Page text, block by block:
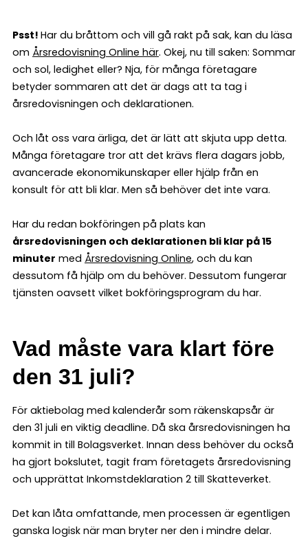
Psst! Har du bråttom och vill gå rakt på sak, kan du läsa
om Årsredovisning Online här. Okej, nu till saken: Sommar
och sol, ledighet eller? Nja, för många företagare
betyder sommaren att det är dags att ta tag i
årsredovisningen och deklarationen.
Och låt oss vara ärliga, det är lätt att skjuta upp detta.
Många företagare tror att det krävs flera dagars jobb,
avancerade ekonomikunskaper eller hjälp från en
konsult för att bli klar. Men så behöver det inte vara.
Har du redan bokföringen på plats kan
årsredovisningen och deklarationen bli klar på 15
minuter med Årsredovisning Online, och du kan
dessutom få hjälp om du behöver. Dessutom fungerar
tjänsten oavsett vilket bokföringsprogram du har.
Vad måste vara klart före
den 31 juli?
För aktiebolag med kalenderår som räkenskapsår är
den 31 juli en viktig deadline. Då ska årsredovisningen ha
kommit in till Bolagsverket. Innan dess behöver du också
ha gjort bokslutet, tagit fram företagets årsredovisning
och upprättat Inkomstdeklaration 2 till Skatteverket.
Det kan låta omfattande, men processen är egentligen
ganska logisk när man bryter ner den i mindre delar.